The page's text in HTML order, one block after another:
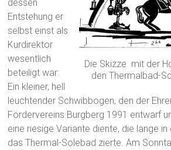
Die Skizze. mit der
den Thermalbad-
dessen
Entstehung er
selbst einst als
Kurdirektor
wesentlich
beteiligt war:
Ein kleiner, hell
leuchtender Schwibbogen, den der
Fördervereins Burgberg 1991 entwarf
eine riesige Variante diente, die lange
das Thermal-Solebad zierte. Am